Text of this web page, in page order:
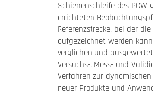
Schienenschleife des
errichteten
Referenzstrecke, bei der
aufgezeichnet werden
verglichen und
Versuchs-, Mess- und
Verfahren zur
neuer Produkte und